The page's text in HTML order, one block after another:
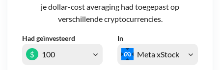
je dollar-cost averaging had toegepast op
verschillende cryptocurrencies.
Had geïnvesteerd In
$